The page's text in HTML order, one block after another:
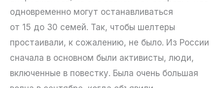
одновременно могут останавливаться
от 15 до 30 семей. Так, чтобы шелтеры
простаивали, к сожалению, не было. Из России
сначала в основном были активисты, люди,
включенные в повестку. Была очень большая